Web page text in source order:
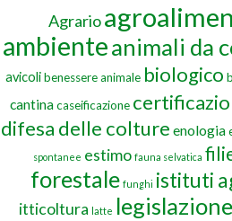
Agrario
ambienteanimali da
avicoli benessere animale biologico
cantina caseificazione
difesa delle colture enologia
spontanee estimo fauna selvatica
forestale funghi istituti
itticoltura latte legislazione